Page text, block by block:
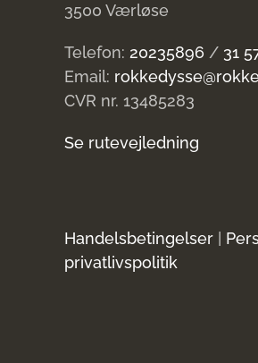
3500 Værløse
Telefon: 20235896 / 31
Email:
CVR nr. 13485283
Se rutevejledning
Handelsbetingelser
privatlivspolitik